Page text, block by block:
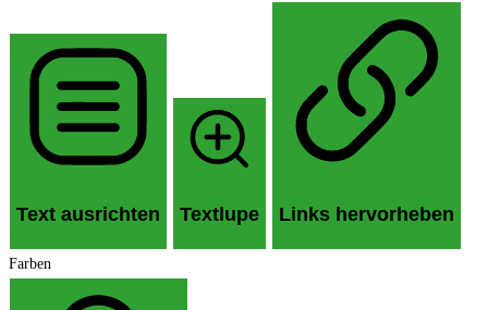
Text ausrichten Textlupe Links hervorheben
Farben